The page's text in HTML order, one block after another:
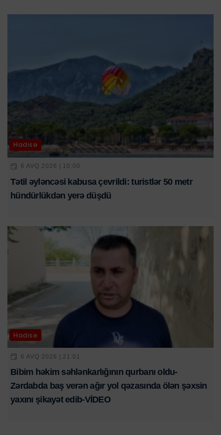
Hadisə
6 AVQ 2026 | 10:00
Tətil əyləncəsi kabusa çevrildi: turistlər 50 metr
hündürlükdən yerə düşdü
Hadisə
6 AVQ 2026 | 21:01
Bibim həkim səhlənkarlığının qurbanı oldu-
Zərdabda baş verən ağır yol qəzasında ölən şəxsin
yaxını şikayət edib-VİDEO